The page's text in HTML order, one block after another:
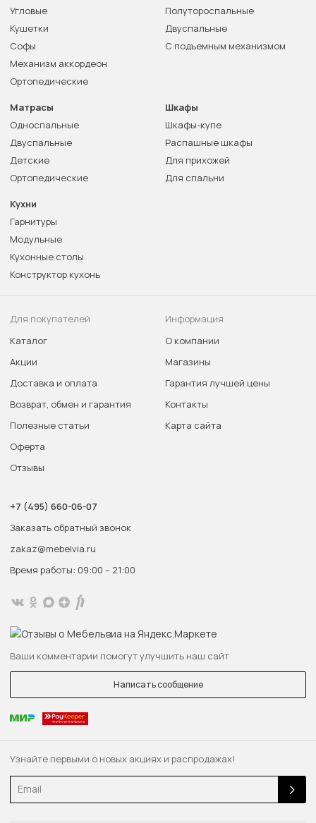
Узнайте первыми о новых акциях и распродажах!
Угловые
Кушетки
Софы
Механизм аккордеон
Ортопедические
Полутороспальные
Двуспальные
С подъемным механизмом
Матрасы
Односпальные
Двуспальные
Детские
Ортопедические
Шкафы
Шкафы-купе
Распашные шкафы
Для прихожей
Для спальни
Кухни
Гарнитуры
Модульные
Кухонные столы
Конструктор кухонь
Для покупателей
Каталог
Акции
Доставка и оплата
Возврат, обмен и гарантия
Полезные статьи
Оферта
Отзывы
Информация
О компании
Магазины
Гарантия лучшей цены
Контакты
Карта сайта
+7 (495) 660-06-07
Заказать обратный звонок
zakaz@mebelvia.ru
Время работы: 09:00 – 21:00
Ваши комментарии помогут улучшить наш сайт
Написать сообщение